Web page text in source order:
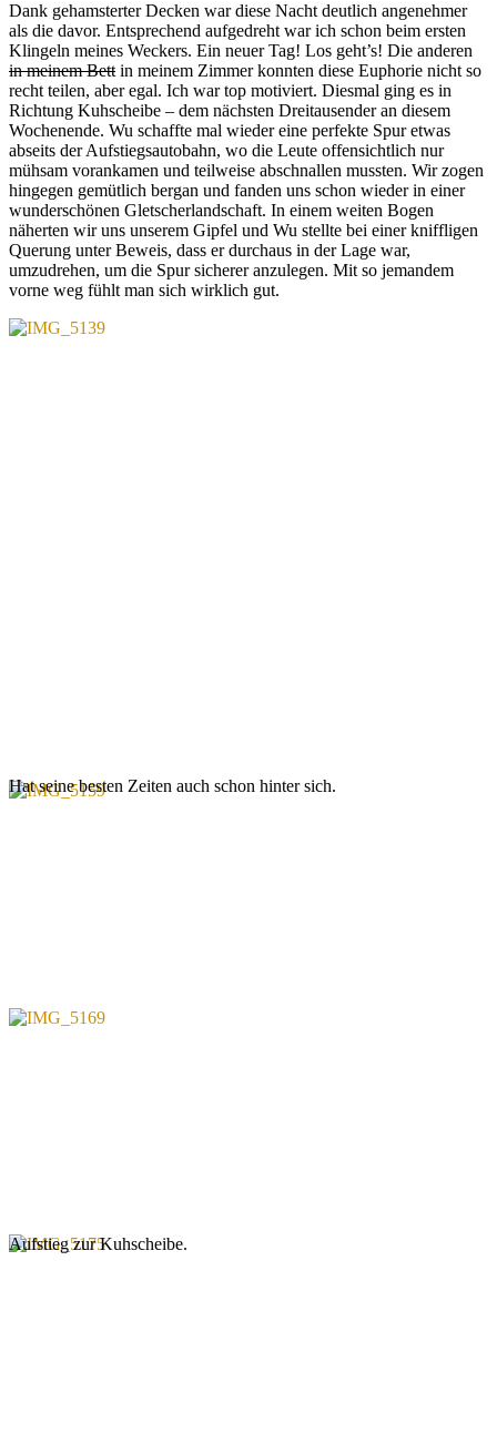
Dank gehamsterter Decken war diese Nacht deutlich angenehmer
als die davor. Entsprechend aufgedreht war ich schon beim ersten
Klingeln meines Weckers. Ein neuer Tag! Los geht’s! Die anderen
in meinem Bett in meinem Zimmer konnten diese Euphorie nicht so
recht teilen, aber egal. Ich war top motiviert. Diesmal ging es in
Richtung Kuhscheibe – dem nächsten Dreitausender an diesem
Wochenende. Wu schaffte mal wieder eine perfekte Spur etwas
abseits der Aufstiegsautobahn, wo die Leute offensichtlich nur
mühsam vorankamen und teilweise abschnallen mussten. Wir zogen
hingegen gemütlich bergan und fanden uns schon wieder in einer
wunderschönen Gletscherlandschaft. In einem weiten Bogen
näherten wir uns unserem Gipfel und Wu stellte bei einer kniffligen
Querung unter Beweis, dass er durchaus in der Lage war,
umzudrehen, um die Spur sicherer anzulegen. Mit so jemandem
vorne weg fühlt man sich wirklich gut.
Hat seine besten Zeiten auch schon hinter sich.
Aufstieg zur Kuhscheibe.